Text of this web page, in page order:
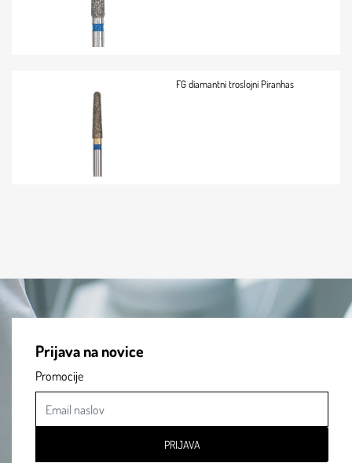
FG diamantni troslojni Piranhas
Prijava na novice
Promocije
PRIJAVA